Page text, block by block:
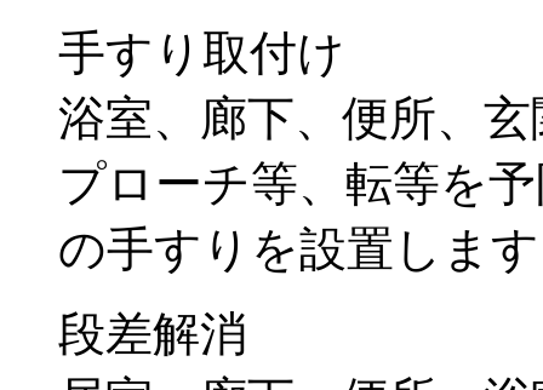
手すり取付け
浴室、廊下、便所、
プローチ等、転等を
の手すりを設置しま
段差解消